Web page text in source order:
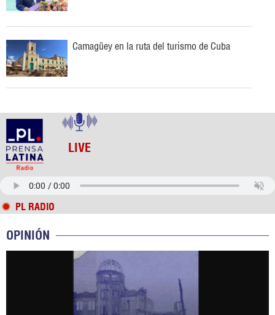
Camagüey en la ruta del turismo de Cuba
LIVE
PL RADIO
OPINIÓN